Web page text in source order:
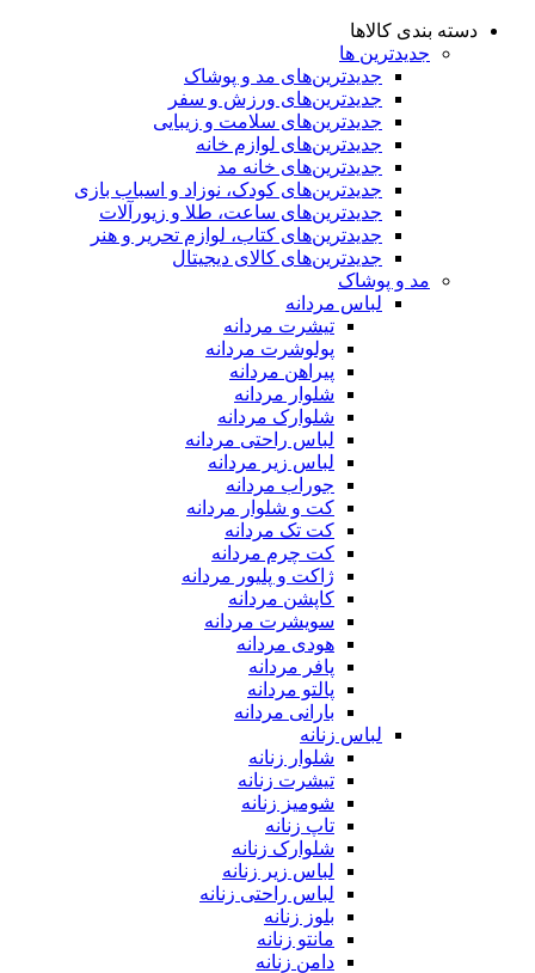
دسته بندی کالاها
جدیدترین ها
جدید‌ترین‌های مد و پوشاک
جدید‌ترین‌های ورزش و سفر
جدید‌ترین‌های سلامت و زیبایی
جدید‌ترین‌های لوازم خانه
جدیدترین‌های خانه مد
جدید‌ترین‌های کودک، نوزاد و اسباب بازی
جدید‌ترین‌های ساعت، طلا و زیورآلات
جدید‌ترین‌های کتاب، لوازم تحریر و هنر
جدید‌ترین‌های کالای دیجیتال
مد و پوشاک
لباس مردانه
تیشرت مردانه
پولوشرت مردانه
پیراهن مردانه
شلوار مردانه
شلوارک مردانه
لباس راحتی مردانه
لباس زیر مردانه
جوراب مردانه
کت و شلوار مردانه
کت تک مردانه
کت چرم مردانه
ژاکت و پلیور مردانه
کاپشن مردانه
سویشرت مردانه
هودی مردانه
پافر مردانه
پالتو مردانه
بارانی مردانه
لباس زنانه
شلوار زنانه
تیشرت زنانه
شومیز زنانه
تاپ زنانه
شلوارک زنانه
لباس زیر زنانه
لباس راحتی زنانه
بلوز زنانه
مانتو زنانه
دامن زنانه